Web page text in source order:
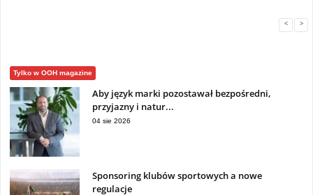
< >
Tylko w OOH magazine
Aby język marki pozostawał bezpośredni,
przyjazny i natur...
04 sie 2026
Sponsoring klubów sportowych a nowe
regulacje